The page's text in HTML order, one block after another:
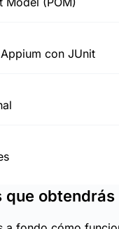
con JUnit
que obtendrás